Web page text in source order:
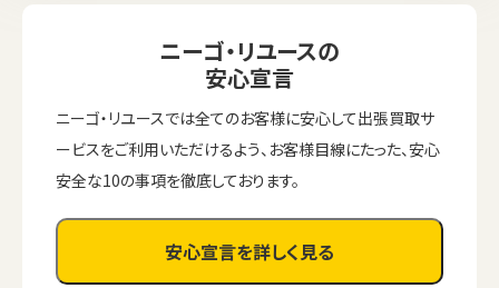
ニーゴ・リユースの
安心宣言
ニーゴ・リユースでは全てのお客様に安心して出張買取サ
ービスをご利用いただけるよう、お客様目線にたった、安心
安全な10の事項を徹底しております。
安心宣言を詳しく見る